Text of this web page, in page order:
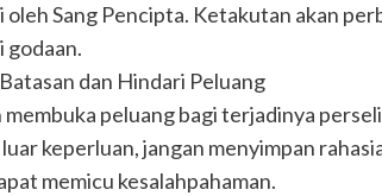
oleh Sang Pencipta. Ketakutan akan
godaan.
Batasan dan Hindari Peluang
membuka peluang bagi terjadinya
keperluan, jangan menyimpan
memicu kesalahpahaman.